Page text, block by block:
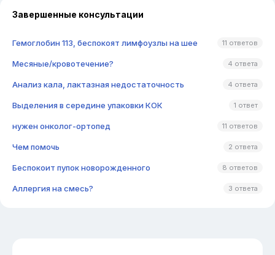
Завершенные консультации
Гемоглобин 113, беспокоят лимфоузлы на шее 11 ответов
Месяные/кровотечение? 4 ответа
Анализ кала, лактазная недостаточность 4 ответа
Выделения в середине упаковки КОК 1 ответ
нужен онколог-ортопед 11 ответов
Чем помочь 2 ответа
Беспокоит пупок новорожденного 8 ответов
Аллергия на смесь? 3 ответа